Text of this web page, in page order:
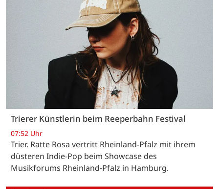
Trierer Künstlerin beim Reeperbahn Festival
07:52 Uhr
Trier. Ratte Rosa vertritt Rheinland-Pfalz mit ihrem
düsteren Indie-Pop beim Showcase des
Musikforums Rheinland-Pfalz in Hamburg.